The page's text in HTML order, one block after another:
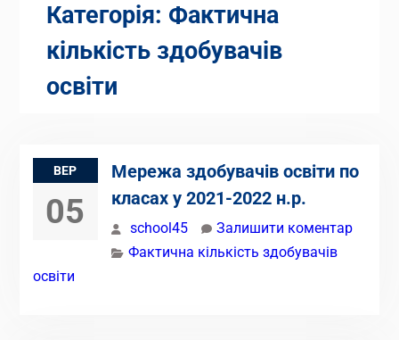
Категорія: Фактична
кількість здобувачів
освіти
ВЕР
05
Мережа здобувачів освіти по
класах у 2021-2022 н.р.
school45
Залишити коментар
Фактична кількість здобувачів
освіти